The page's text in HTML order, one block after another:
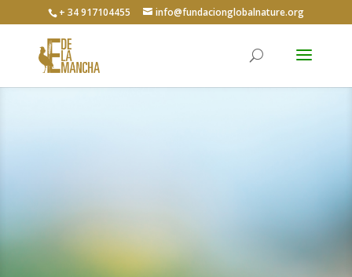
+ 34 917104455 info@fundacionglobalnature.org